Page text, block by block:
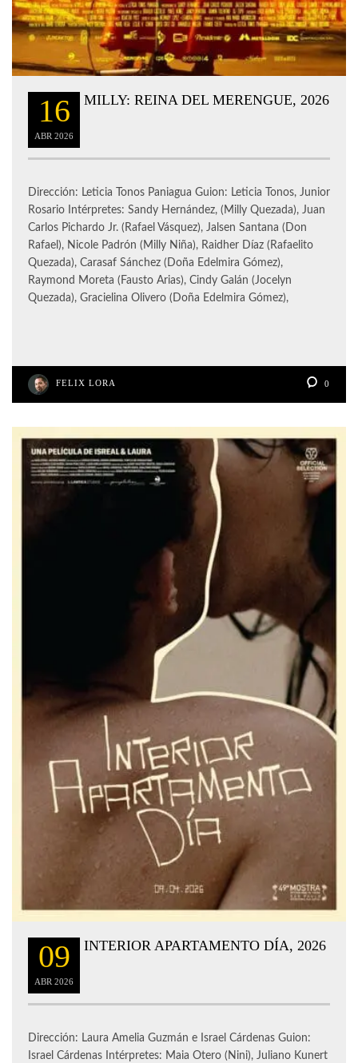
16
ABR 2026
MILLY: REINA DEL MERENGUE, 2026
Dirección: Leticia Tonos Paniagua Guion: Leticia Tonos, Junior
Rosario Intérpretes: Sandy Hernández, (Milly Quezada), Juan
Carlos Pichardo Jr. (Rafael Vásquez), Jalsen Santana (Don
Rafael), Nicole Padrón (Milly Niña), Raidher Díaz (Rafaelito
Quezada), Carasaf Sánchez (Doña Edelmira Gómez),
Raymond Moreta (Fausto Arias), Cindy Galán (Jocelyn
Quezada), Gracielina Olivero (Doña Edelmira Gómez),
FELIX LORA 0
09
ABR 2026
INTERIOR APARTAMENTO DÍA, 2026
Dirección: Laura Amelia Guzmán e Israel Cárdenas Guion:
Israel Cárdenas Intérpretes: Maia Otero (Nini), Juliano Kunert